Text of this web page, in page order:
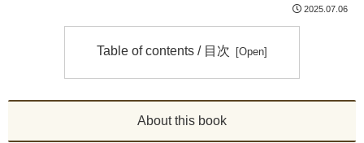
2025.07.06
Table of contents / 目次
About this book